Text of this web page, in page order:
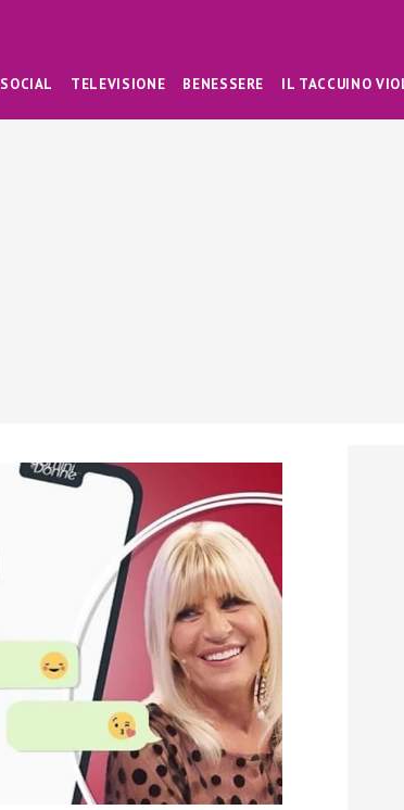
SOCIAL TELEVISIONE BENESSERE IL TACCUINO